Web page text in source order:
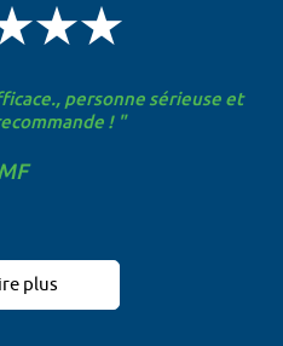
personne sérieuse et
! "
plus